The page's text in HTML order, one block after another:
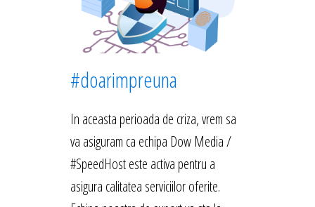
#doarimpreuna
In aceasta perioada de criza, vrem sa
va asiguram ca echipa Dow Media /
#SpeedHost este activa pentru a
asigura calitatea serviciilor oferite.